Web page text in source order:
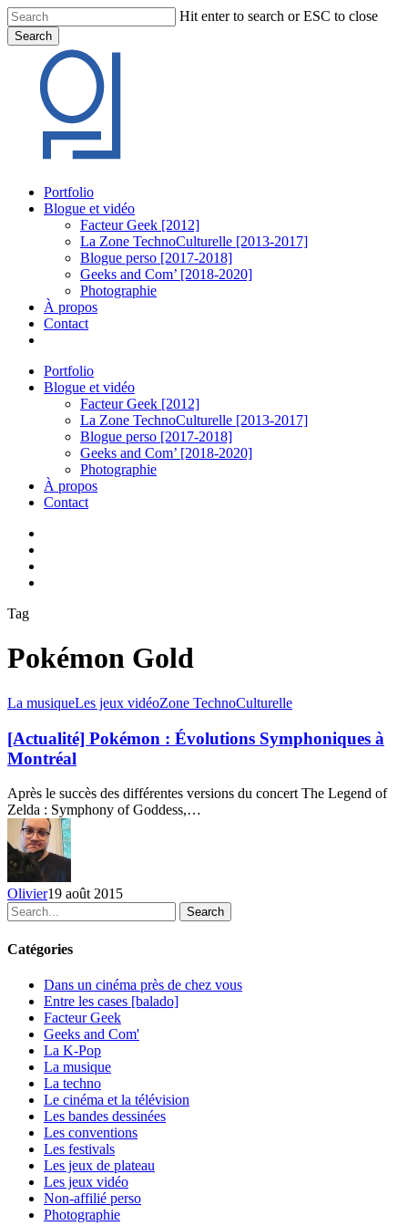
Skip
to
main
content
Hit enter to search or ESC to close
Search
Search
Menu
Portfolio
Blogue et vidéo
Facteur Geek [2012]
La Zone TechnoCulturelle [2013-2017]
Blogue perso [2017-2018]
Geeks and Com’ [2018-2020]
Photographie
À propos
Contact
Portfolio
Blogue et vidéo
Facteur Geek [2012]
La Zone TechnoCulturelle [2013-2017]
Blogue perso [2017-2018]
Geeks and Com’ [2018-2020]
Photographie
À propos
Contact
Tag
Pokémon Gold
[Actualité]
:
Évolutions
Symphoniques
Montréal
La musiqueLes jeux vidéoZone TechnoCulturelle
[Actualité] Pokémon : Évolutions Symphoniques à
Montréal
Après le succès des différentes versions du concert The Legend of
Zelda : Symphony of Goddess,…
Olivier19 août 2015
Search
Catégories
Dans un cinéma près de chez vous
Entre les cases [balado]
Facteur Geek
Geeks and Com'
La K-Pop
La musique
La techno
Le cinéma et la télévision
Les bandes dessinées
Les conventions
Les festivals
Les jeux de plateau
Les jeux vidéo
Non-affilié perso
Photographie